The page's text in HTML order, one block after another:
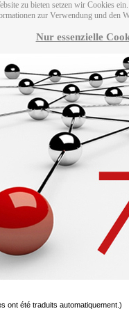
zu bieten setzen wir Cookies
zur Verwendung und den
Nur essenzielle
ont été traduits automatiquement.)